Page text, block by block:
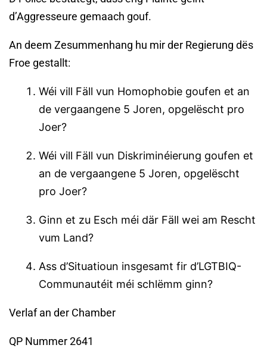
d’Aggresseure gemaach gouf.
An deem Zesummenhang hu mir der Regierung dës
Froe gestallt:
Wéi vill Fäll vun Homophobie goufen et an
de vergaangene 5 Joren, opgelëscht pro
Joer?
Wéi vill Fäll vun Diskriminéierung goufen et
an de vergaangene 5 Joren, opgelëscht
pro Joer?
Ginn et zu Esch méi där Fäll wei am Rescht
vum Land?
Ass d’Situatioun insgesamt fir d’LGTBIQ-
Communautéit méi schlëmm ginn?
Verlaf an der Chamber
QP Nummer 2641